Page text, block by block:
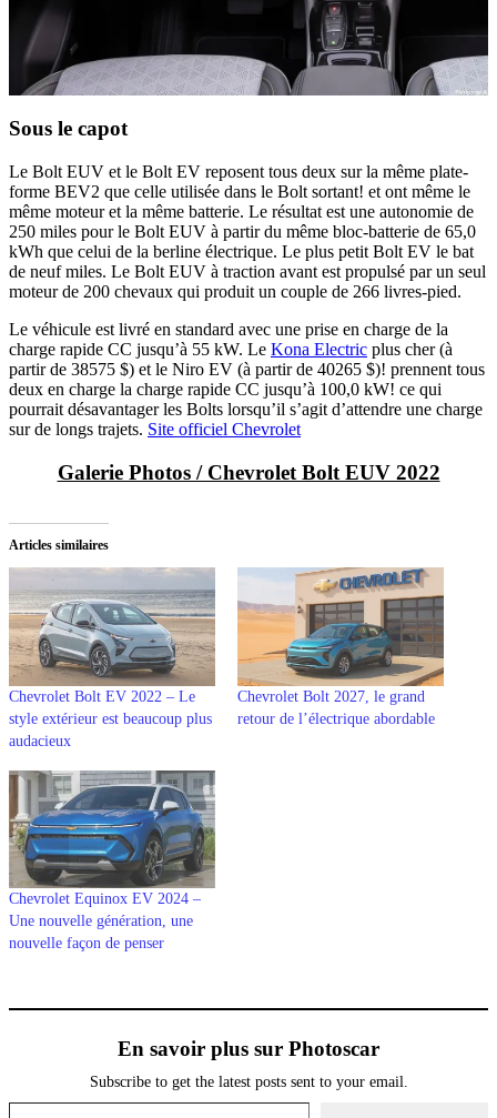
Sous le capot
Le Bolt EUV et le Bolt EV reposent tous deux sur la même plate-
forme BEV2 que celle utilisée dans le Bolt sortant! et ont même le
même moteur et la même batterie. Le résultat est une autonomie de
250 miles pour le Bolt EUV à partir du même bloc-batterie de 65,0
kWh que celui de la berline électrique. Le plus petit Bolt EV le bat
de neuf miles. Le Bolt EUV à traction avant est propulsé par un seul
moteur de 200 chevaux qui produit un couple de 266 livres-pied.
Le véhicule est livré en standard avec une prise en charge de la
charge rapide CC jusqu’à 55 kW. Le Kona Electric plus cher (à
partir de 38575 $) et le Niro EV (à partir de 40265 $)! prennent tous
deux en charge la charge rapide CC jusqu’à 100,0 kW! ce qui
pourrait désavantager les Bolts lorsqu’il s’agit d’attendre une charge
sur de longs trajets. Site officiel Chevrolet
Galerie Photos / Chevrolet Bolt EUV 2022
Articles similaires
Chevrolet Bolt EV 2022 – Le
style extérieur est beaucoup plus
audacieux
Chevrolet Bolt 2027, le grand
retour de l’électrique abordable
Chevrolet Equinox EV 2024 –
Une nouvelle génération, une
nouvelle façon de penser
En savoir plus sur Photoscar
Subscribe to get the latest posts sent to your email.
Saisissez votre adresse e-mail…